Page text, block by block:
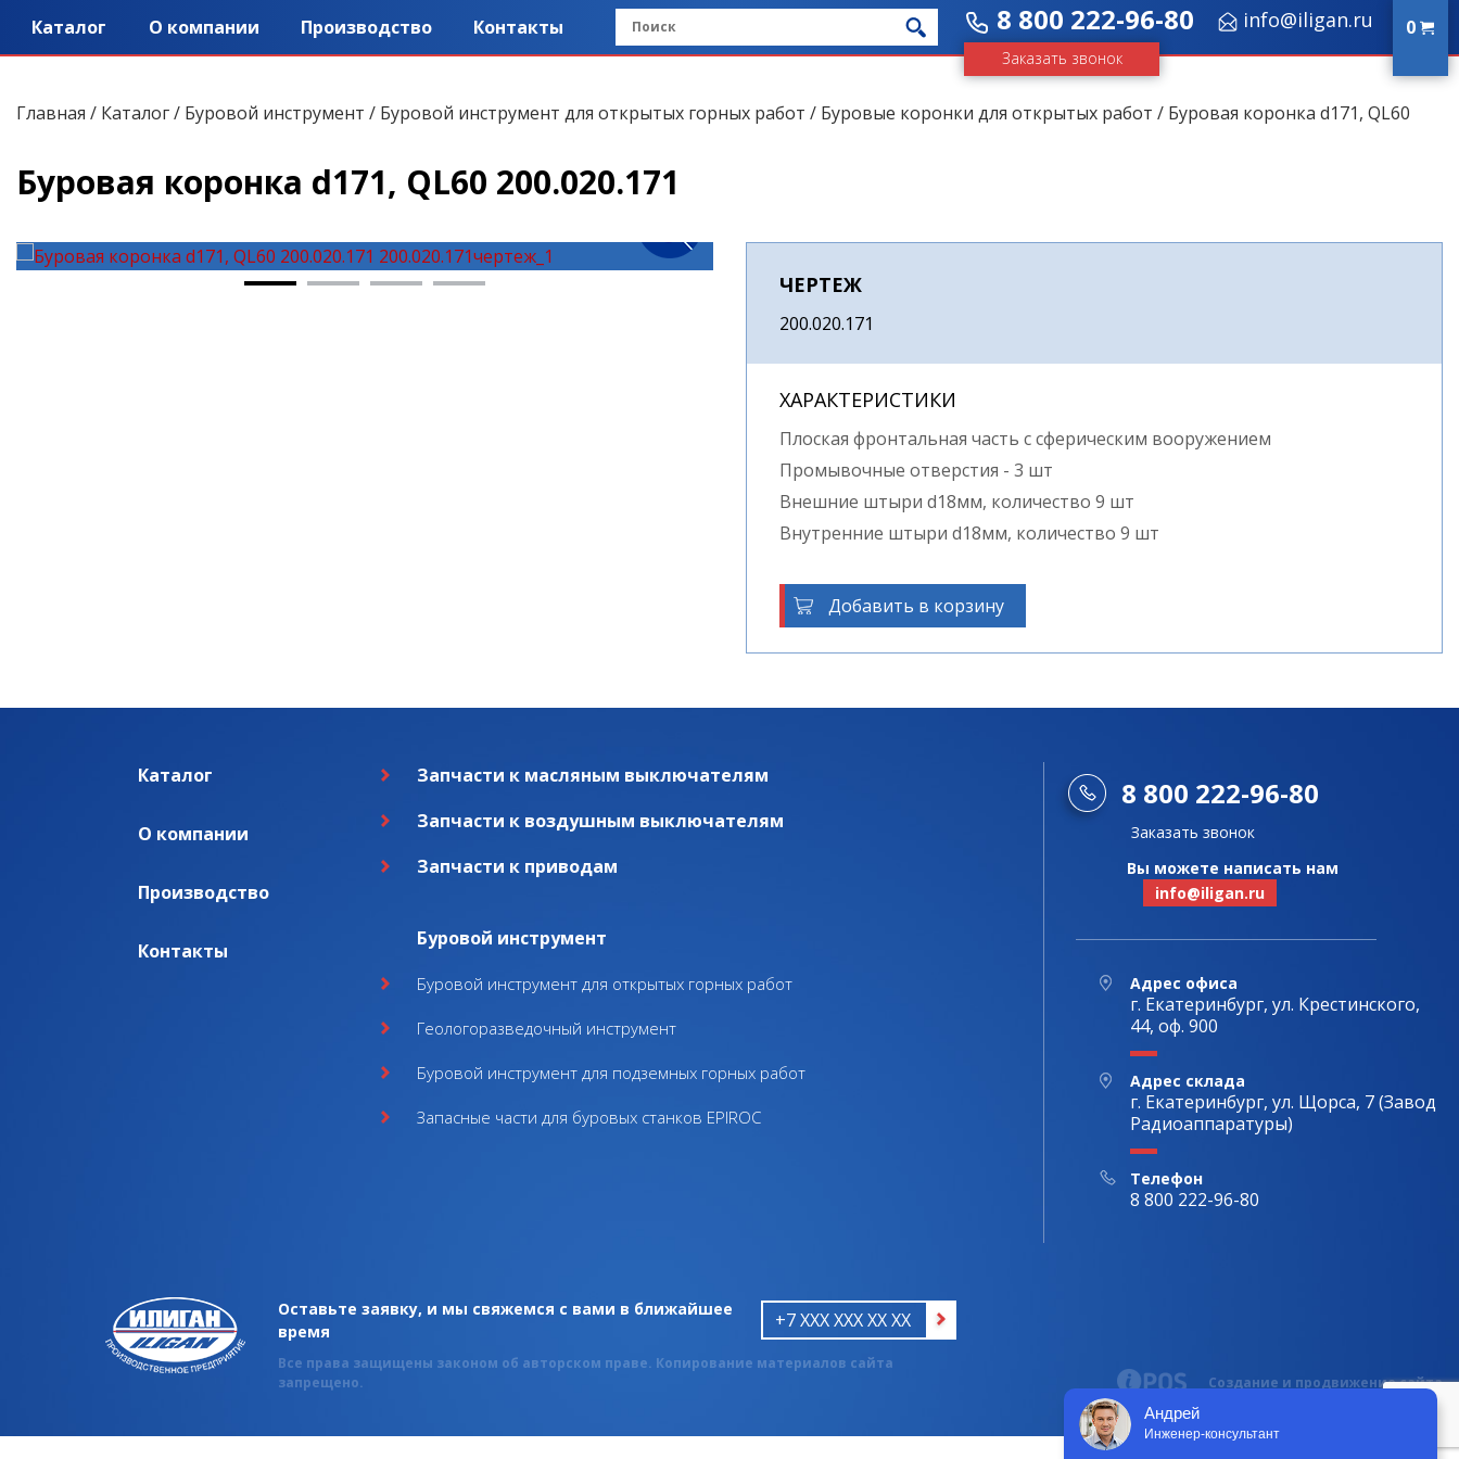
Каталог О компании Производство Контакты 8 800 222-96-80
Заказать звонок
info@iligan.ru 0
Главная / Каталог/ Буровой инструмент / Буровой инструмент для открытых горных работ / Буровые коронки для открытых работ / Буровая коронка d171, QL60
Буровая коронка d171, QL60 200.020.171
ЧЕРТЕЖ
200.020.171
ХАРАКТЕРИСТИКИ
Плоская фронтальная часть с сферическим вооружением
Промывочные отверстия - 3 шт
Внешние штыри d18мм, количество 9 шт
Внутренние штыри d18мм, количество 9 шт
Добавить в корзину
Каталог
О компании
Производство
Контакты
Запчасти к масляным выключателям
Запчасти к воздушным выключателям
Запчасти к приводам
Буровой инструмент
Буровой инструмент для открытых горных работ
Геологоразведочный инструмент
Буровой инструмент для подземных горных работ
Запасные части для буровых станков EPIROC
8 800 222-96-80
Заказать звонок
Вы можете написать нам
info@iligan.ru
Адрес офиса
г. Екатеринбург, ул. Крестинского,
44, оф. 900
Адрес склада
г. Екатеринбург, ул. Щорса, 7 (Завод
Радиоаппаратуры)
Телефон
8 800 222-96-80
Оставьте заявку, и мы свяжемся с вами в ближайшее
время
Все права защищены законом об авторском праве. Копирование материалов сайта
запрещено.
Создание и продвижение сайта
Андрей
Инженер-консультант